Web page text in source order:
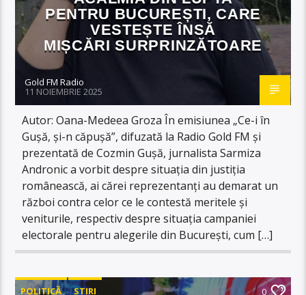
PENTRU BUCUREȘTI, CARE
VESTEȘTE ÎNSĂ
MIȘCĂRI SURPRINZĂTOARE
Gold FM Radio
11 NOIEMBRIE 2025
Autor: Oana-Medeea Groza În emisiunea „Ce-i în
Gușă, și-n căpușă”, difuzată la Radio Gold FM și
prezentată de Cozmin Gușă, jurnalista Sarmiza
Andronic a vorbit despre situația din justiția
românească, ai cărei reprezentanți au demarat un
război contra celor ce le contestă meritele și
veniturile, respectiv despre situația campaniei
electorale pentru alegerile din București, cum […]
POLITICĂ STIRI 0